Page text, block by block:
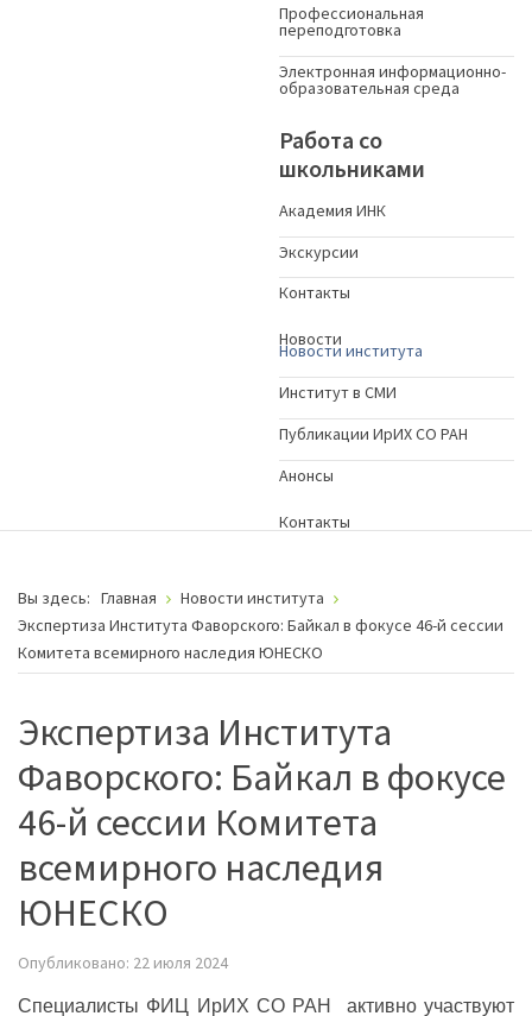
Профессиональная
переподготовка
Электронная информационно-
образовательная среда
Работа со
школьниками
Академия ИНК
Экскурсии
Контакты
Новости
Новости института
Институт в СМИ
Публикации ИрИХ СО РАН
Анонсы
Контакты
Вы здесь: Главная
Новости института
Экспертиза Института Фаворского: Байкал в фокусе 46-й сессии
Комитета всемирного наследия ЮНЕСКО
Экспертиза Института
Фаворского: Байкал в фокусе
46-й сессии Комитета
всемирного наследия
ЮНЕСКО
Опубликовано: 22 июля 2024
Специалисты ФИЦ ИрИХ СО РАН активно участвуют